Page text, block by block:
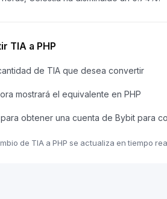
TIA a PHP
de TIA que desea convertir
mostrará el equivalente en PHP
obtener una cuenta de Bybit para
de TIA a PHP se actualiza en tiempo